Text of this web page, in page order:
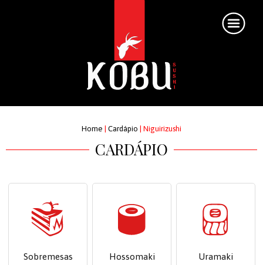
Home Cardápio Niguirizushi
CARDÁPIO
Sobremesas Hossomaki Uramaki